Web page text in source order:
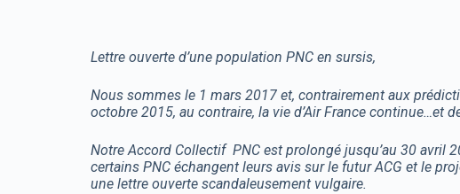
Lettre ouverte d’une population PNC en sursis,
Nous sommes le 1 mars 2017 et, contrairement aux
octobre 2015, au contraire, la vie d’Air France continue…et
Notre Accord Collectif PNC est prolongé jusqu’au 30 avril
certains PNC échangent leurs avis sur le futur ACG et le
une lettre ouverte scandaleusement vulgaire.